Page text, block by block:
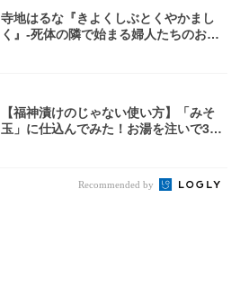
寺地はるな『きよくしぶとくやかまし
く』-死体の隣で始まる婦人たちのお茶
【福神漬けのじゃない使い方】「みそ
玉」に仕込んでみた！お湯を注いで30
Recommended by